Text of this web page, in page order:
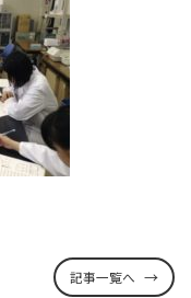
記事一覧へ